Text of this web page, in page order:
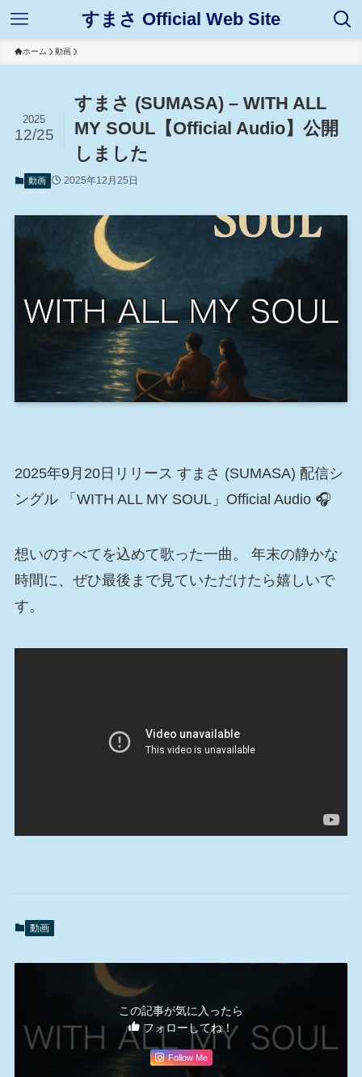
すまさ Official Web Site
ホーム 動画
すまさ (SUMASA) – WITH ALL
MY SOUL【Official Audio】公開
しました
2025
12/25
動画 2025年12月25日
2025年9月20日リリース すまさ (SUMASA) 配信シ
ングル 「WITH ALL MY SOUL」Official Audio 🎧
想いのすべてを込めて歌った一曲。 年末の静かな
時間に、ぜひ最後まで見ていただけたら嬉しいで
す。
動画
この記事が気に入ったら
フォローしてね！
Follow Me